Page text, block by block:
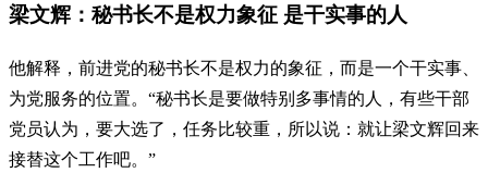
梁文辉：秘书长不是权力象征 是干实事的人
他解释，前进党的秘书长不是权力的象征，而是一个干实事、
为党服务的位置。“秘书长是要做特别多事情的人，有些干部
党员认为，要大选了，任务比较重，所以说：就让梁文辉回来
接替这个工作吧。”